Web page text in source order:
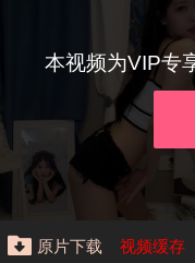
本视频为VIP专
原片下载 视频缓存